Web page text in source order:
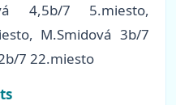
4,5b/7 5.miesto,
M.Smidová 3b/7
7 22.miesto